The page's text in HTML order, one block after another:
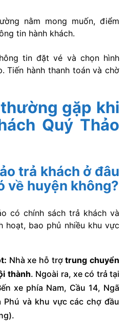
nằm mong muốn, điểm
tin hành khách.
tin đặt vé và chọn hình
Tiến hành thanh toán và chờ
gặp khi
Quý Thảo
trả khách ở đâu
về huyện không?
có chính sách trả khách và
hoạt, bao phủ nhiều khu vực
Nhà xe hỗ trợtrung chuyển
thành. Ngoài ra, xe có trả tại
xe phía Nam, Cầu 14, Ngã
Phú và khu vực các chợ đầu